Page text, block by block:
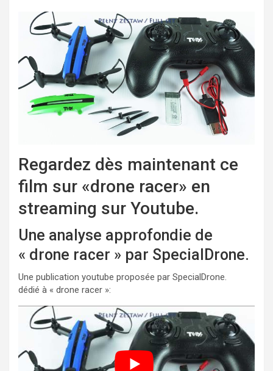
Regardez dès maintenant ce
film sur «drone racer» en
streaming sur Youtube.
Une analyse approfondie de
« drone racer » par SpecialDrone.
Une publication youtube proposée par SpecialDrone.
dédié à « drone racer »: